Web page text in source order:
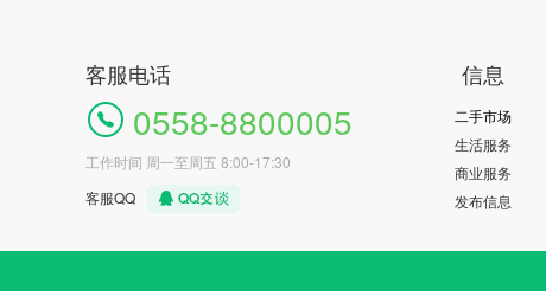
客服电话
0558-8800005
工作时间 周一至周五 8:00-17:30
客服QQ
信息
二手市场
生活服务
商业服务
发布信息